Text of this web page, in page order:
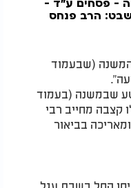
- פסחים ע"ד -
הרב פנחס
(שבעמוד
שבמשנה (בעמוד
קצבה מחייב רבי
בביאור